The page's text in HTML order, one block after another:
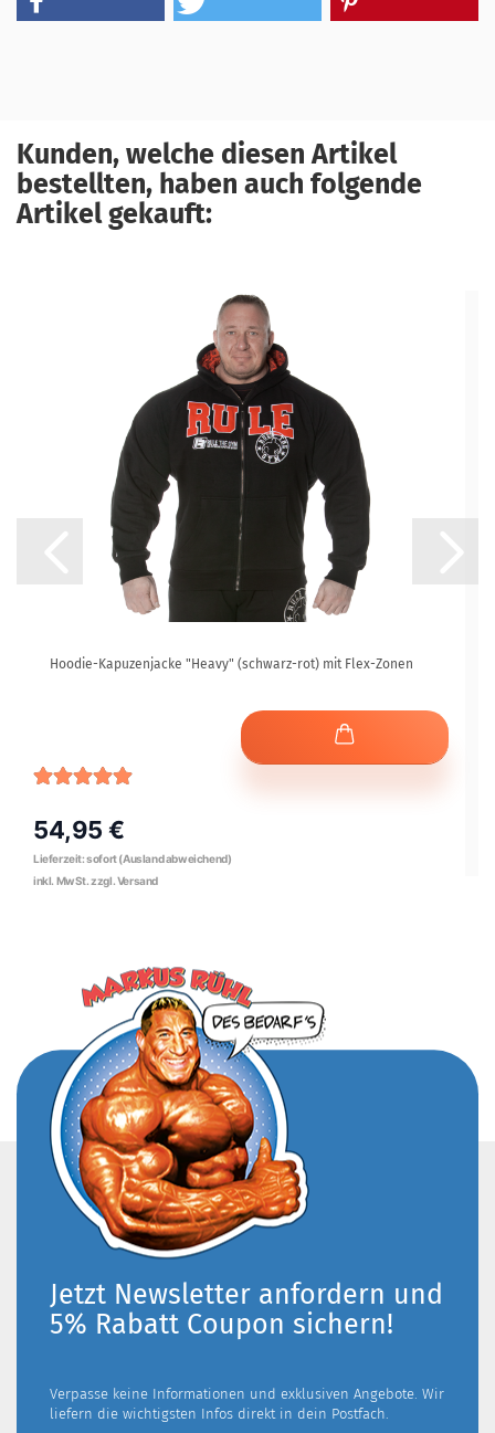
Kunden, welche diesen Artikel
bestellten, haben auch folgende
Artikel gekauft:
Hoodie-Kapuzenjacke "Heavy" (schwarz-rot) mit Flex-Zonen
54,95 €
Jetzt Newsletter anfordern und
5% Rabatt Coupon sichern!
Verpasse keine Informationen und exklusiven Angebote. Wir
liefern die wichtigsten Infos direkt in dein Postfach.